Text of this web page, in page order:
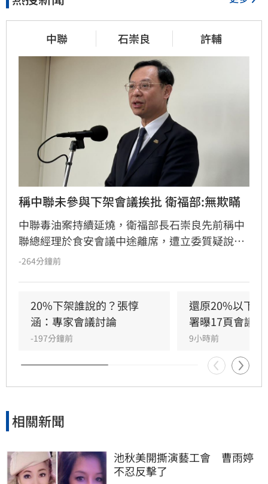
中聯 石崇良 許輔
稱中聯未參與下架會議挨批 衛福部:無欺瞞
中聯毒油案持續延燒，衛福部長石崇良先前稱中
聯總經理於食安會議中途離席，遭立委質疑說謊
並要求下台。衛福部今日正式澄清，石部長當日
誤導大眾。衛福部強調，該份紀錄已完整公開於
食藥署中聯油品專區，未來將以更謹慎態度回應
各界疑問。（記者：簡浩正）
-264分鐘前
20%下架誰說的？張惇
涵：專家會議討論
-197分鐘前
還原20%以下
署曝17頁會議
9小時前
相關新聞
池秋美開撕演藝工會　曹雨婷
不忍反擊了